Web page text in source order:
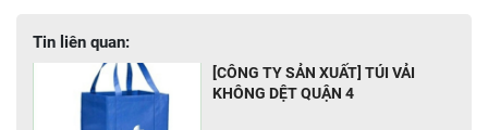
Tin liên quan:
[CÔNG TY SẢN XUẤT] TÚI VẢI
KHÔNG DỆT QUẬN 4